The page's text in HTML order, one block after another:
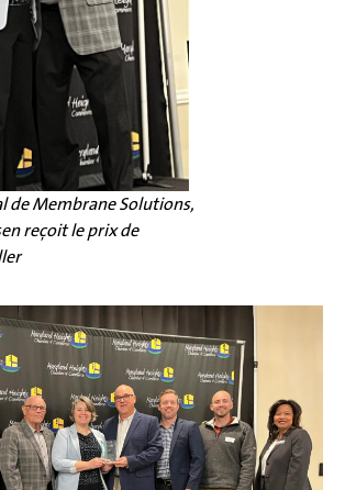
de Membrane Solutions,
reçoit le prix de